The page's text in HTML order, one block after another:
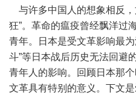
与许多中国人的想象相反，
狂”。革命的瘟疫曾经飘洋过
青年。日本是受文革影响最为
斗”等日本战后历史无法回避
青年人的影响。回顾日本那
文革具有特别的意义。下文